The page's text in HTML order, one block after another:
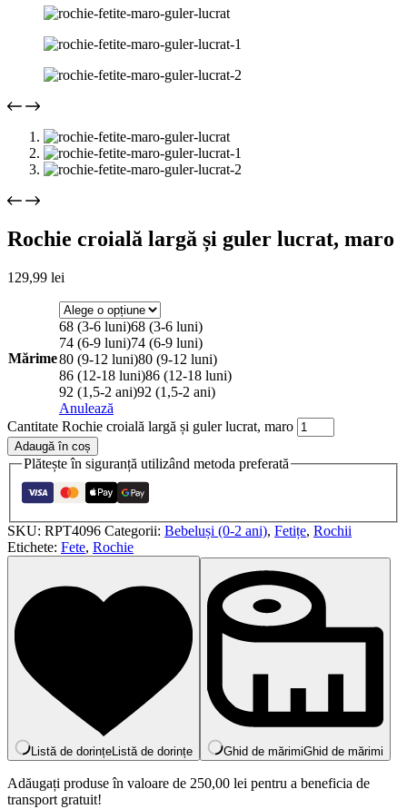
Rochie croială largă și guler lucrat, maro
129,99 lei
Mărime
68 (3-6 luni)68 (3-6 luni)
74 (6-9 luni)74 (6-9 luni)
80 (9-12 luni)80 (9-12 luni)
86 (12-18 luni)86 (12-18 luni)
92 (1,5-2 ani)92 (1,5-2 ani)
Anulează
Cantitate Rochie croială largă și guler lucrat, maro
Adaugă în coș
Plătește în siguranță utilizând metoda preferată
SKU: RPT4096 Categorii: Bebeluși (0-2 ani), Fetițe, Rochii
Etichete: Fete, Rochie
Listă de dorințeListă de dorințe Ghid de mărimiGhid de mărimi
Adăugați produse în valoare de 250,00 lei pentru a beneficia de
transport gratuit!